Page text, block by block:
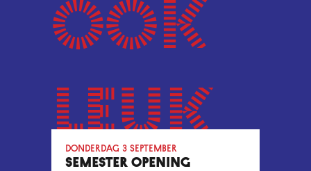
ook
leuk
donderdag 3 september
SEMESTER OPENING